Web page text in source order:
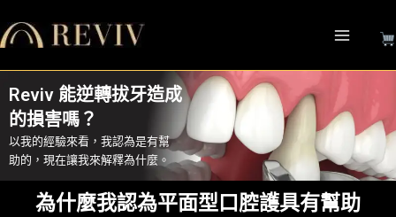
至
主
要
內
容
Reviv 能逆轉拔牙造成
的損害嗎？
以我的經驗來看，我認為是有幫
助的，現在讓我來解釋為什麼。
為什麼我認為平面型口腔護具有幫助